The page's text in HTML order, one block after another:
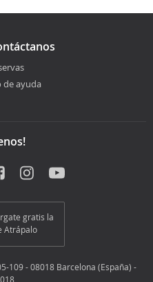
de ayuda
gratis la
Atrápalo
109 - 08018 Barcelona (España) -